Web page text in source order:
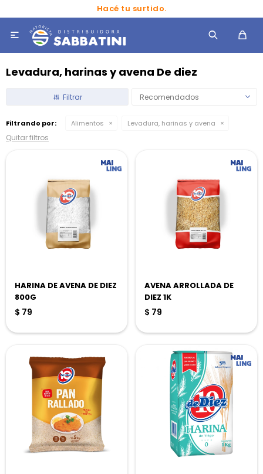
Hacé tu surtido.

Levadura, harinas y avena De diez
Recomendados
Filtrando por: Alimentos Levadura, harinas y avena
Quitar filtros
HARINA DE AVENA DE DIEZ
800G
$ 79
AVENA ARROLLADA DE
DIEZ 1K
$ 79